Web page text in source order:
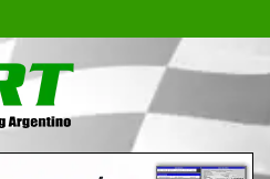
La Revista